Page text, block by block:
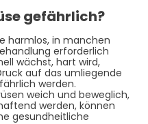
gefährlich?
harmlos, in manchen
erforderlich
wächst, hart wird,
auf das umliegende
werden.
weich und beweglich,
werden, können
gesundheitliche